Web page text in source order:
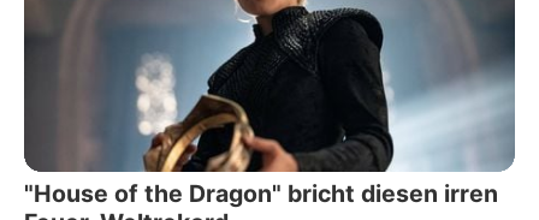
"House of the Dragon" bricht diesen irren